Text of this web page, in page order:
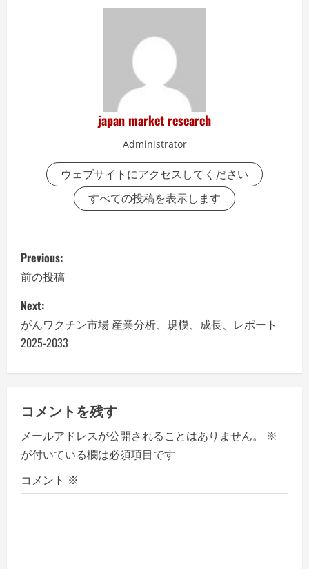
japan market research
Administrator
ウェブサイトにアクセスしてください
すべての投稿を表示します
P
o
s
t
n
v
i
g
Previous:
前の投稿
Next:
がんワクチン市場 産業分析、規模、成長、レポート
2025-2033
コメントを残す
メールアドレスが公開されることはありません。
※
が付いている欄は必須項目です
コメント ※